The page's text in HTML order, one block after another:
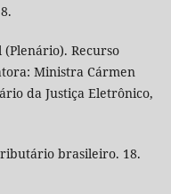
Recurso
Ministra Cármen
da Justiça Eletrônico,
brasileiro. 18.